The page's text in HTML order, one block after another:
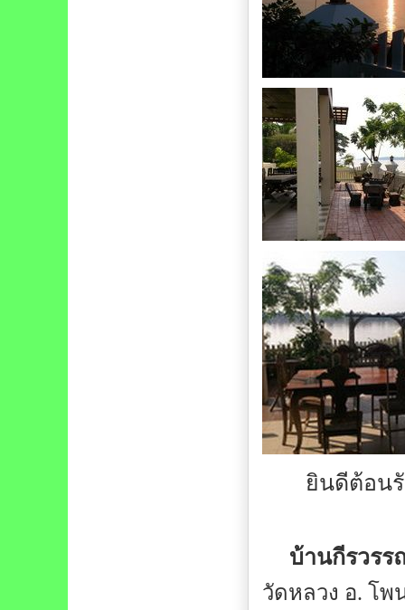
ยินดีต้อน
บ้านกีรวรร
วัดหลวง อ. โ